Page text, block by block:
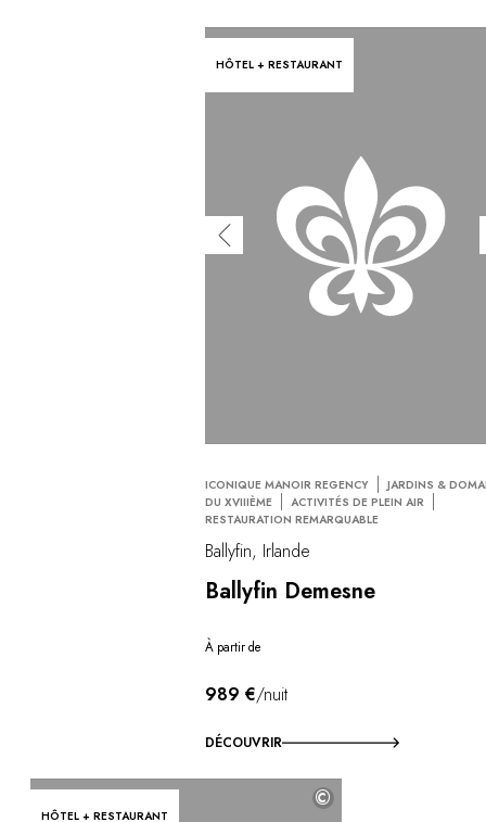
HÔTEL + RESTAURANT
ICONIQUE MANOIR REGENCY
JARDINS &
DU XVIIIÈME
ACTIVITÉS DE PLEIN AIR
RESTAURATION REMARQUABLE
Ballyfin, Irlande
Ballyfin Demesne
À partir de
989 €/nuit
DÉCOUVRIR
HÔTEL + RESTAURANT
©